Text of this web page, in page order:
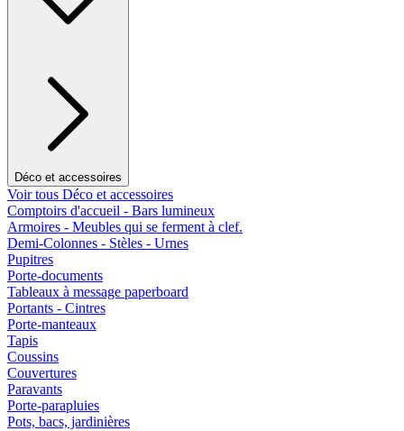
Déco et accessoires
Voir tous Déco et accessoires
Comptoirs d'accueil - Bars lumineux
Armoires - Meubles qui se ferment à clef.
Demi-Colonnes - Stèles - Urnes
Pupitres
Porte-documents
Tableaux à message paperboard
Portants - Cintres
Porte-manteaux
Tapis
Coussins
Couvertures
Paravants
Porte-parapluies
Pots, bacs, jardinières